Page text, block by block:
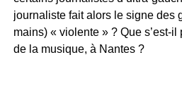
journaliste fait alors le signe des
mains) « violente » ? Que s’est-
de la musique, à Nantes ?